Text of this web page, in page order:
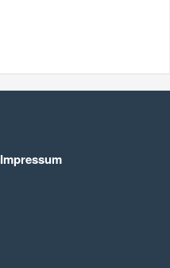
Impressum